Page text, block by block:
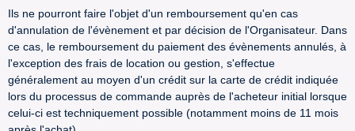
Ils ne pourront faire l'objet d'un remboursement qu'en cas
d'annulation de l'évènement et par décision de l'Organisateur. Dans
ce cas, le remboursement du paiement des évènements annulés, à
l'exception des frais de location ou gestion, s'effectue
généralement au moyen d'un crédit sur la carte de crédit indiquée
lors du processus de commande auprès de l'acheteur initial lorsque
celui-ci est techniquement possible (notamment moins de 11 mois